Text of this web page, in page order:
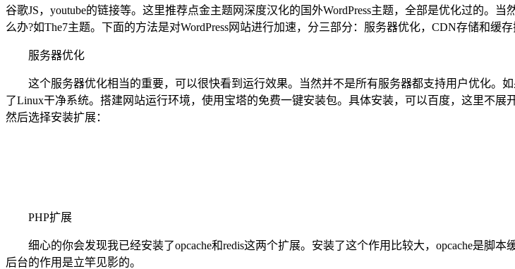
谷歌JS，youtube的链接等。这里推荐点金主题网深度汉化的国外WordPress主题，全部是优化过的。
么办?如The7主题。下面的方法是对WordPress网站进行加速，分三部分：服务器优化，CDN存储和缓
服务器优化
这个服务器优化相当的重要，可以很快看到运行效果。当然并不是所有服务器都支持用户优化。
了Linux干净系统。搭建网站运行环境，使用宝塔的免费一键安装包。具体安装，可以百度，这里不展
然后选择安装扩展：
PHP扩展
细心的你会发现我已经安装了opcache和redis这两个扩展。安装了这个作用比较大，opcache是脚本
后台的作用是立竿见影的。